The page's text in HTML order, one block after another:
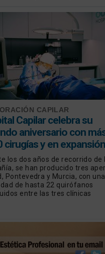
CAPILAR
Capilar celebra su
aniversario con
cirugías y en expansión
los dos años de recorrido de
se han producido tres
Pontevedra y Murcia, con una
de hasta 22 quirófanos
entre las tres clínicas